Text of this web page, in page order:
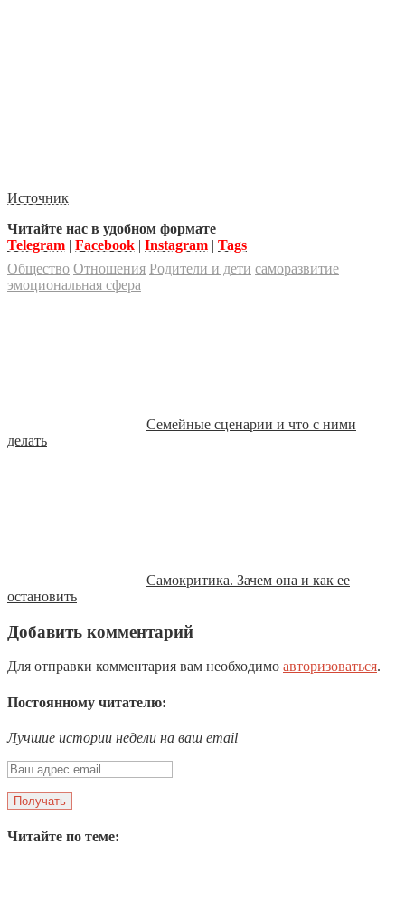
Источник
Читайте нас в удобном формате
Telegram | Facebook | Instagram | Tags
Общество Отношения Родители и дети саморазвитие
эмоциональная сфера
Семейные сценарии и что с ними
делать
Самокритика. Зачем она и как ее
остановить
Добавить комментарий
Для отправки комментария вам необходимо авторизоваться.
Постоянному читателю:
Лучшие истории недели на ваш email
Читайте по теме: